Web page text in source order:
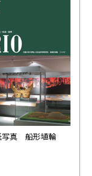
写真 船形埴輪